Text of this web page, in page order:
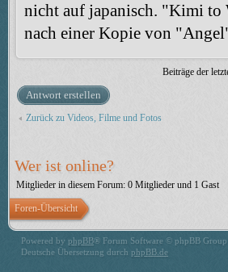
nicht auf japanisch. "Kimi to
nach einer Kopie von
Beiträge der
Antwort erstellen
Zurück zu Videos, Filme und Fotos
Wer ist online?
Mitglieder in diesem Forum: 0 Mitglieder und 1 Gast
Foren-Übersicht
Powered by phpBB® Forum Software © phpBB Group
Deutsche Übersetzung durch phpBB.de